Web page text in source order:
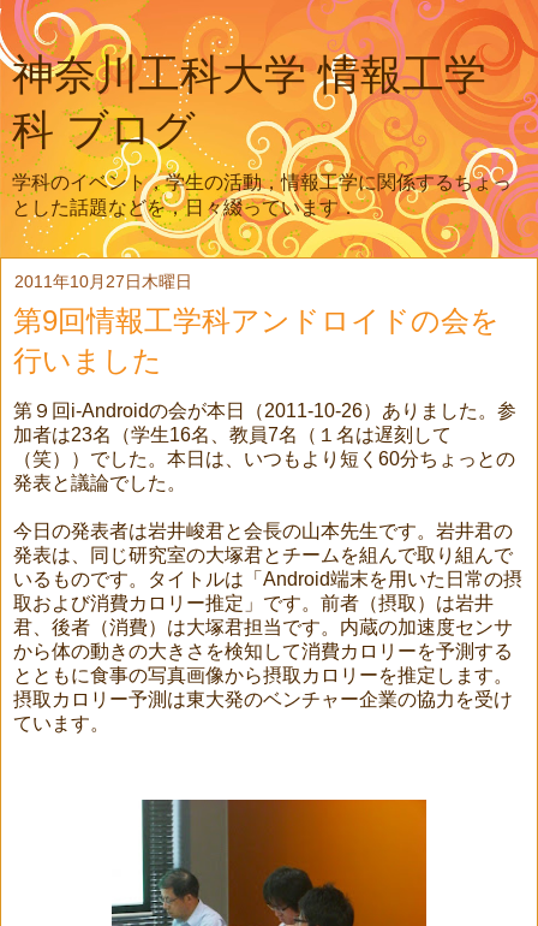
神奈川工科大学 情報工学
科 ブログ
学科のイベント，学生の活動，情報工学に関係するちょっ
とした話題などを，日々綴っています．
2011年10月27日木曜日
第9回情報工学科アンドロイドの会を
行いました
第９回i-Androidの会が本日（2011-10-26）ありました。参
加者は23名（学生16名、教員7名（１名は遅刻して
（笑））でした。本日は、いつもより短く60分ちょっとの
発表と議論でした。
今日の発表者は岩井峻君と会長の山本先生です。岩井君の
発表は、同じ研究室の大塚君とチームを組んで取り組んで
いるものです。タイトルは「Android端末を用いた日常の摂
取および消費カロリー推定」です。前者（摂取）は岩井
君、後者（消費）は大塚君担当です。内蔵の加速度センサ
から体の動きの大きさを検知して消費カロリーを予測する
とともに食事の写真画像から摂取カロリーを推定します。
摂取カロリー予測は東大発のベンチャー企業の協力を受け
ています。